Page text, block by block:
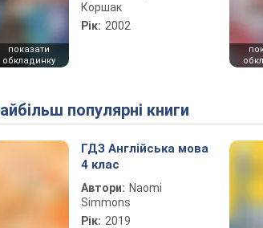
показати
обкладинку
Коршак
Рік: 2002
Найбільш популярні книги
ГДЗ Англійська мова
4 клас
Автори: Naomi
Simmons
Рік: 2019